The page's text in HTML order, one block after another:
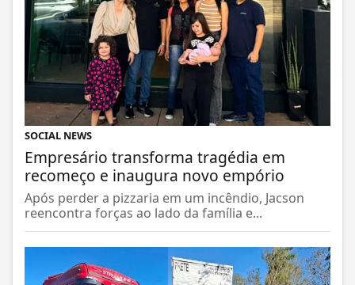
SOCIAL NEWS
Empresário transforma tragédia em
recomeço e inaugura novo empório
Após perder a pizzaria em um incêndio, Jacson
reencontra forças ao lado da família e...